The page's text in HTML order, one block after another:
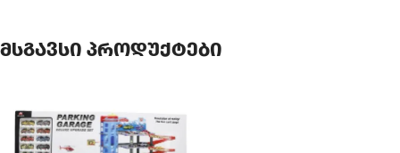
მსგავსი პროდუქტები